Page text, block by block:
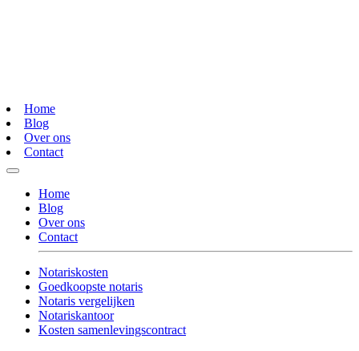
Home
Blog
Over ons
Contact
Home
Blog
Over ons
Contact
Notariskosten
Goedkoopste notaris
Notaris vergelijken
Notariskantoor
Kosten samenlevingscontract